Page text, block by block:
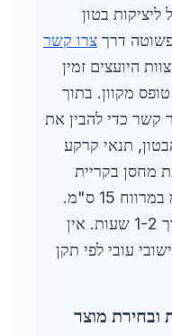
בטון
פשוטה דרך צרו קשר
2026, צוות היועצים זמין
טופס מקוון. בתוך
קשר כדי להבין את
תנאי קרקע
מחסן בקריית
ביאליק נמליץ על רשת 10 מ"מ במרווח 15 ס"מ.
לוח זמנים: הערכה ראשונית תוך 1-2 שעות. אין
עובי לפי תקן